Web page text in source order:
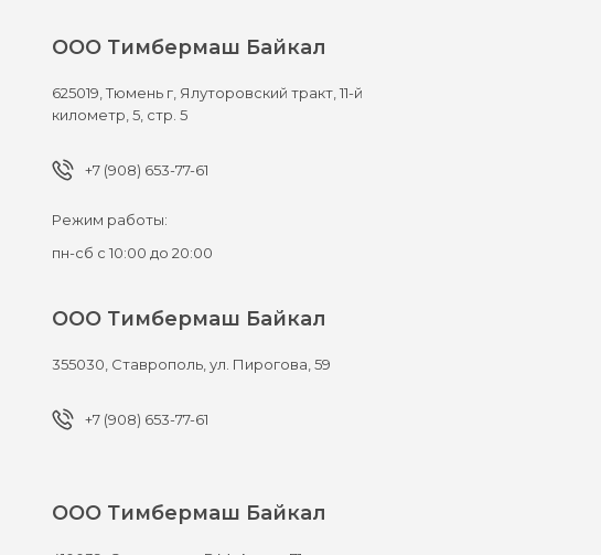
ООО Тимбермаш Байкал
625019,Тюмень г, Ялуторовский тракт, 11-й
километр, 5, стр. 5
+7 (908) 653-77-61
Режим работы:
пн-сб с 10:00 до 20:00
ООО Тимбермаш Байкал
355030, Ставрополь,ул. Пирогова, 59
+7 (908) 653-77-61
ООО Тимбермаш Байкал